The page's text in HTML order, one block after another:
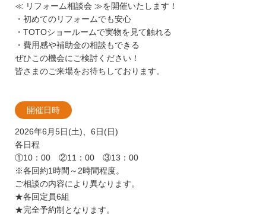
≪ リフォーム相談会 ≫を開催いたします！
・初めてのリフォームでも安心
・TOTOショールームで実物を見て触れる
・費用感や補助金の相談もできる
ぜひこの機会にご検討ください！
皆さまのご来場をお待ちしております。
開催日時
2026年6月5日(土)、6日(日)
各日程
①10：00 ②11：00 ③13：00
※各回約1時間～2時間程度。
ご相談の内容により異なります。
★各回定員6組
★完全予約制となります。